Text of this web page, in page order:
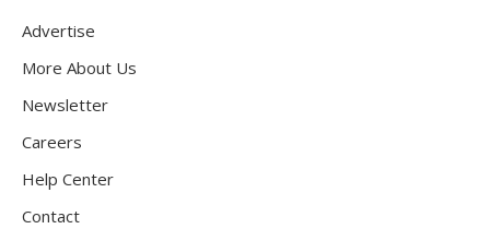
Advertise
More About Us
Newsletter
Careers
Help Center
Contact